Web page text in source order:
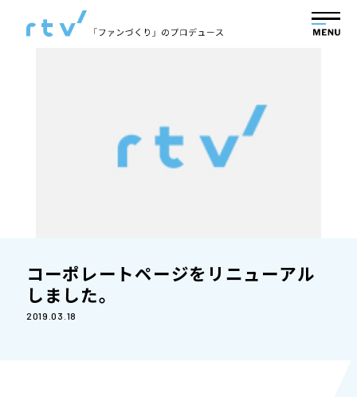
コーポレートページをリニューアル
しました。
2019.03.18